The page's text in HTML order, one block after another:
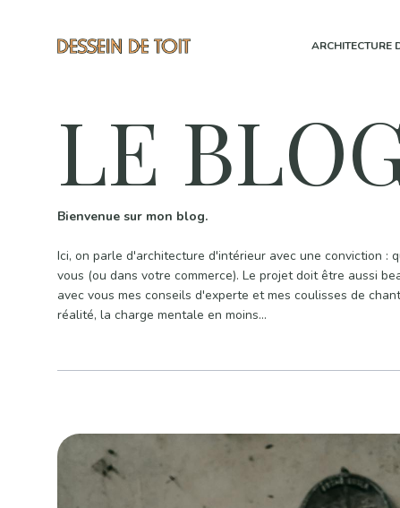
ARCHITECTURE
LE
Bienvenue sur mon blog.
Ici, on parle d'architecture d'intérieur avec une conviction :
vous (ou dans votre commerce). Le projet doit être aussi
avec vous mes conseils d'experte et mes coulisses de
réalité, la charge mentale en moins...